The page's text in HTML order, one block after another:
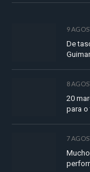
9
De
8
20
para o
7